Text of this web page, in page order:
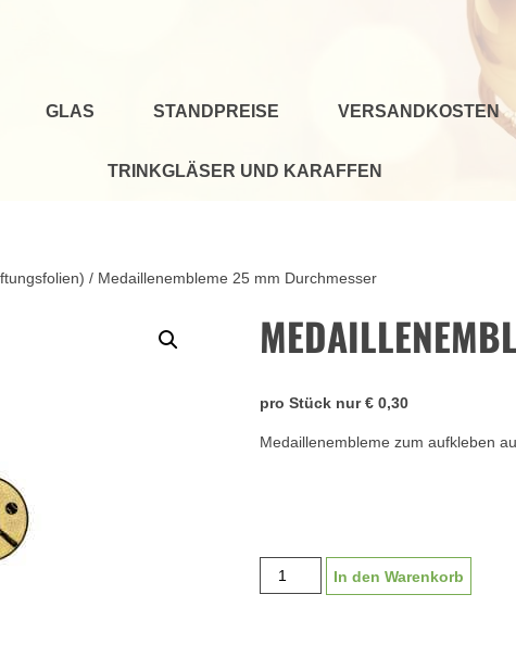
GLAS STANDPREISE VERSANDKOSTEN
TRINKGLÄSER UND KARAFFEN
/ Medaillenembleme 25 mm Durchmesser
pro Stück nur € 0,30
Medaillenembleme zum aufkleben
Medaillenembleme
25
In den Warenkorb